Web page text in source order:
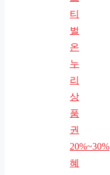
티
벌
온
누
리
상
품
권
20%~30%
혜